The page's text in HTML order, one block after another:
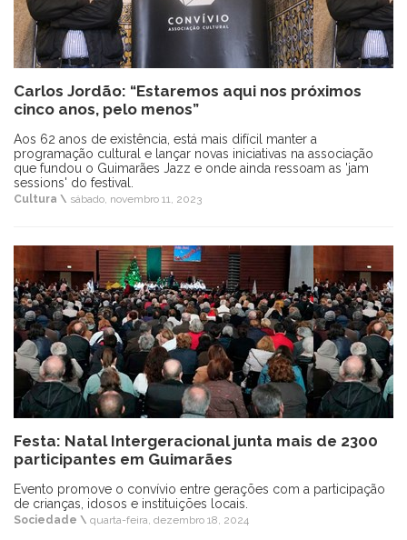
Carlos Jordão: “Estaremos aqui nos próximos
cinco anos, pelo menos”
Aos 62 anos de existência, está mais difícil manter a
programação cultural e lançar novas iniciativas na associação
que fundou o Guimarães Jazz e onde ainda ressoam as 'jam
sessions' do festival.
Cultura \ sábado, novembro 11, 2023
Festa: Natal Intergeracional junta mais de 2300
participantes em Guimarães
Evento promove o convívio entre gerações com a participação
de crianças, idosos e instituições locais.
Sociedade \ quarta-feira, dezembro 18, 2024